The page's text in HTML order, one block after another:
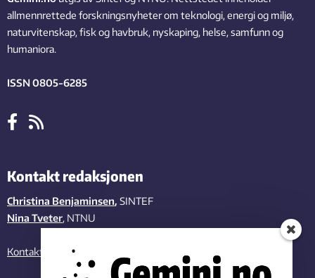
allmennrettede forskningsnyheter om teknologi, energi og miljø,
naturvitenskap, fisk og havbruk, nyskaping, helse, samfunn og
humaniora.
ISSN 0805-6285
Kontakt redaksjonen
Christina Benjaminsen, SINTEF
Nina Tveter, NTNU
Kontakt oss